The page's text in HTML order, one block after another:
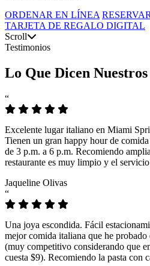
ORDENAR EN LÍNEA
TARJETA DE REGALO DIGITAL
Scroll
Testimonios
Lo Que Dicen
“
Excelente lugar italiano en Miami
Tienen un gran happy hour de
de 3 p.m. a 6 p.m. Recomiendo
restaurante es muy limpio y el
Jaqueline Olivas
“
Una joya escondida. Fácil
mejor comida italiana que he
(muy competitivo considerando que
cuesta $9). Recomiendo la pasta con